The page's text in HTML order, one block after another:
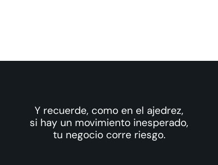
Y recuerde, como en el ajedrez,
si hay un movimiento inesperado,
tu negocio corre riesgo.